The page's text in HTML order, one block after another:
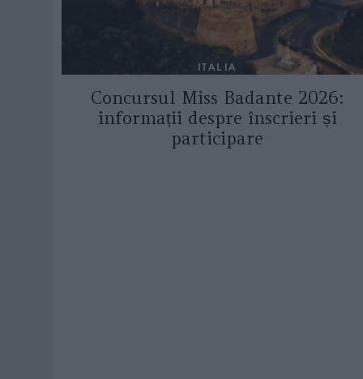
ITALIA
Concursul Miss Badante 2026:
informații despre înscrieri și
participare